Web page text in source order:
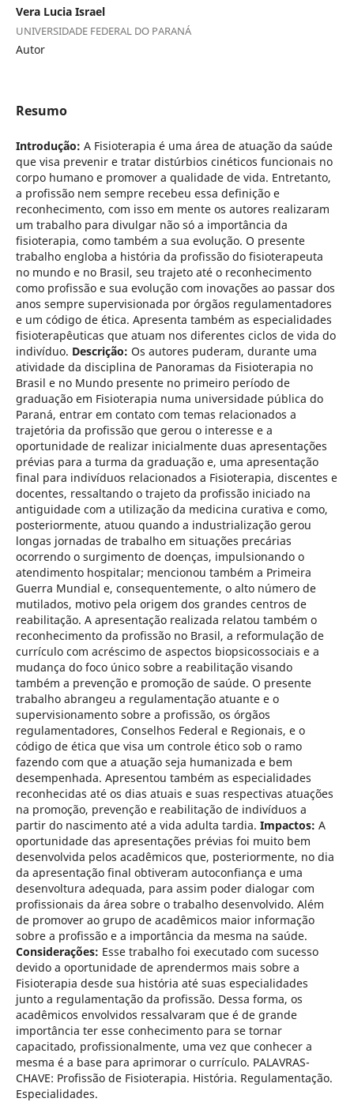
Vera Lucia Israel
UNIVERSIDADE FEDERAL DO PARANÁ
Autor
Resumo
Introdução: A Fisioterapia é uma área de atuação da saúde
que visa prevenir e tratar distúrbios cinéticos funcionais no
corpo humano e promover a qualidade de vida. Entretanto,
a profissão nem sempre recebeu essa definição e
reconhecimento, com isso em mente os autores realizaram
um trabalho para divulgar não só a importância da
fisioterapia, como também a sua evolução. O presente
trabalho engloba a história da profissão do fisioterapeuta
no mundo e no Brasil, seu trajeto até o reconhecimento
como profissão e sua evolução com inovações ao passar dos
anos sempre supervisionada por órgãos regulamentadores
e um código de ética. Apresenta também as especialidades
fisioterapêuticas que atuam nos diferentes ciclos de vida do
indivíduo. Descrição: Os autores puderam, durante uma
atividade da disciplina de Panoramas da Fisioterapia no
Brasil e no Mundo presente no primeiro período de
graduação em Fisioterapia numa universidade pública do
Paraná, entrar em contato com temas relacionados a
trajetória da profissão que gerou o interesse e a
oportunidade de realizar inicialmente duas apresentações
prévias para a turma da graduação e, uma apresentação
final para indivíduos relacionados a Fisioterapia, discentes e
docentes, ressaltando o trajeto da profissão iniciado na
antiguidade com a utilização da medicina curativa e como,
posteriormente, atuou quando a industrialização gerou
longas jornadas de trabalho em situações precárias
ocorrendo o surgimento de doenças, impulsionando o
atendimento hospitalar; mencionou também a Primeira
Guerra Mundial e, consequentemente, o alto número de
mutilados, motivo pela origem dos grandes centros de
reabilitação. A apresentação realizada relatou também o
reconhecimento da profissão no Brasil, a reformulação de
currículo com acréscimo de aspectos biopsicossociais e a
mudança do foco único sobre a reabilitação visando
também a prevenção e promoção de saúde. O presente
trabalho abrangeu a regulamentação atuante e o
supervisionamento sobre a profissão, os órgãos
regulamentadores, Conselhos Federal e Regionais, e o
código de ética que visa um controle ético sob o ramo
fazendo com que a atuação seja humanizada e bem
desempenhada. Apresentou também as especialidades
reconhecidas até os dias atuais e suas respectivas atuações
na promoção, prevenção e reabilitação de indivíduos a
partir do nascimento até a vida adulta tardia. Impactos: A
oportunidade das apresentações prévias foi muito bem
desenvolvida pelos acadêmicos que, posteriormente, no dia
da apresentação final obtiveram autoconfiança e uma
desenvoltura adequada, para assim poder dialogar com
profissionais da área sobre o trabalho desenvolvido. Além
de promover ao grupo de acadêmicos maior informação
sobre a profissão e a importância da mesma na saúde.
Considerações: Esse trabalho foi executado com sucesso
devido a oportunidade de aprendermos mais sobre a
Fisioterapia desde sua história até suas especialidades
junto a regulamentação da profissão. Dessa forma, os
acadêmicos envolvidos ressalvaram que é de grande
importância ter esse conhecimento para se tornar
capacitado, profissionalmente, uma vez que conhecer a
mesma é a base para aprimorar o currículo. PALAVRAS-
CHAVE: Profissão de Fisioterapia. História. Regulamentação.
Especialidades.